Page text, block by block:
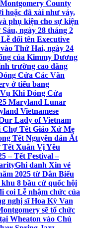
Montgomery County
hoặc đã xài như váy,
phụ kiện cho sự kiện
ngày 28 tháng 2
đổi tên Executive
Thứ Hai, ngày 24
của Kimmy Dương
trường cao đẳng
Cửa Các Văn
ở tiểu bang
Khi Đóng Cửa
Maryland Lunar
Vietnamese
Lady of Vietnam
Chợ Tết Giáo Xứ Mẹ
Tết Nguyên đán Ất
Tết Xuân Vị Yêu
– Tết Festival –
Ghi danh Xin vé
2025 từ Dân Biểu
8 bầu cử quốc hội
coi Lễ nhậm chức của
nghị sĩ Hoa Kỳ Van
sẽ tổ chức
Wheaton vào Chủ